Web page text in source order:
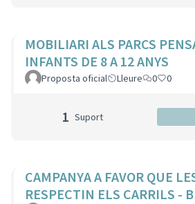
MOBILIARI ALS PARCS
INFANTS DE 8 A 12 ANYS
Proposta oficial Lleure 0 0
1 Suport
CAMPANYA A FAVOR QUE
RESPECTIN ELS CARRILS -